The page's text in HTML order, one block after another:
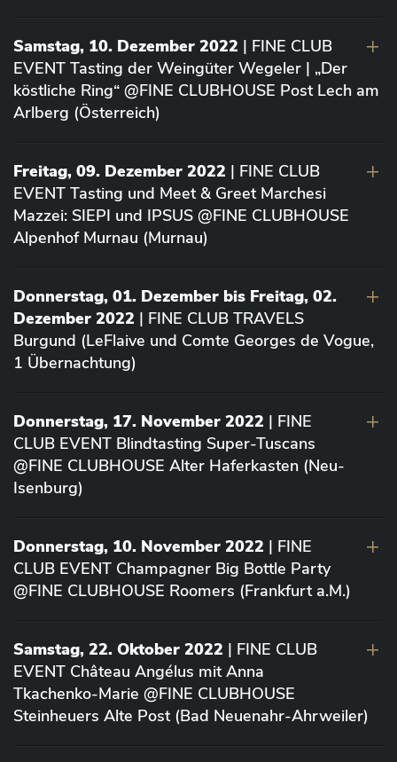
Samstag, 10. Dezember 2022 | FINE CLUB
EVENT Tasting der Weingüter Wegeler | „Der
köstliche Ring“ @FINE CLUBHOUSE Post Lech am
Arlberg (Österreich)
Freitag, 09. Dezember 2022 | FINE CLUB
EVENT Tasting und Meet & Greet Marchesi
Mazzei: SIEPI und IPSUS @FINE CLUBHOUSE
Alpenhof Murnau (Murnau)
Donnerstag, 01. Dezember bis Freitag, 02.
Dezember 2022 | FINE CLUB TRAVELS
Burgund (LeFlaive und Comte Georges de Vogue,
1 Übernachtung)
Donnerstag, 17. November 2022 | FINE
CLUB EVENT Blindtasting Super-Tuscans
@FINE CLUBHOUSE Alter Haferkasten (Neu-
Isenburg)
Donnerstag, 10. November 2022 | FINE
CLUB EVENT Champagner Big Bottle Party
@FINE CLUBHOUSE Roomers (Frankfurt a.M.)
Samstag, 22. Oktober 2022 | FINE CLUB
EVENT Château Angélus mit Anna
Tkachenko-Marie @FINE CLUBHOUSE
Steinheuers Alte Post (Bad Neuenahr-Ahrweiler)